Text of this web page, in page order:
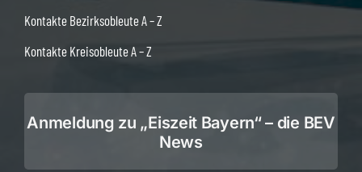
Kontakte Bezirksobleute A – Z
Kontakte Kreisobleute A – Z
Anmeldung zu „Eiszeit Bayern“ – die BEV
News